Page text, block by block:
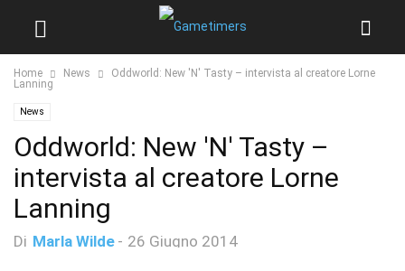
Home News
Oddworld: New 'N' Tasty – intervista al creatore Lorne
Lanning
News
Oddworld: New 'N' Tasty –
intervista al creatore Lorne
Lanning
Di Marla Wilde - 26 Giugno 2014